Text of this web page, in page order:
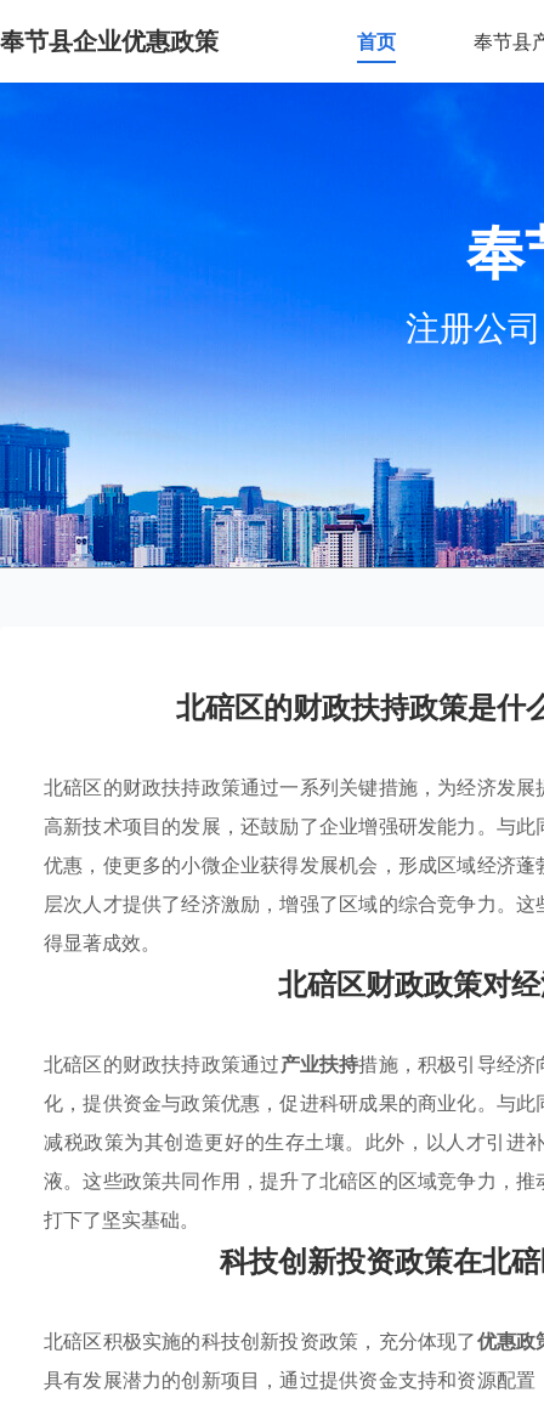
奉节县企业优惠政策 首页 奉节县
奉
注册公
北碚区的财政扶持政策是什
北碚区的财政扶持政策通过一系列关键措施，为经济发展
高新技术项目的发展，还鼓励了企业增强研发能力。与此
优惠，使更多的小微企业获得发展机会，形成区域经济
层次人才提供了经济激励，增强了区域的综合竞争力。
得显著成效。
北碚区财政政策对
北碚区的财政扶持政策通过产业扶持措施，积极引导经
化，提供资金与政策优惠，促进科研成果的商业化。与
减税政策为其创造更好的生存土壤。此外，以人才引进
液。这些政策共同作用，提升了北碚区的区域竞争力，推
打下了坚实基础。
科技创新投资政策在北
北碚区积极实施的科技创新投资政策，充分体现了优惠政
具有发展潜力的创新项目，通过提供资金支持和资源配